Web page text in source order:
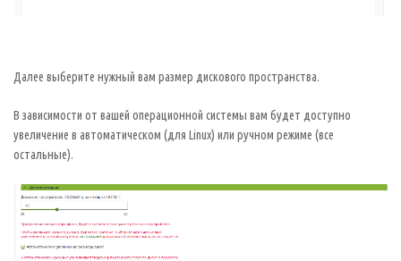
Далее выберите нужный вам размер дискового пространства.
В зависимости от вашей операционной системы вам будет доступно
увеличение в автоматическом (для Linux) или ручном режиме (все
остальные).